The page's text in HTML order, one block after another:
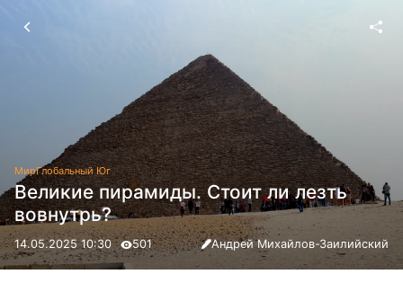
МирГлобальный Юг
Великие пирамиды. Стоит ли лезть
вовнутрь?
14.05.2025 10:30 501 Андрей Михайлов-Заилийский